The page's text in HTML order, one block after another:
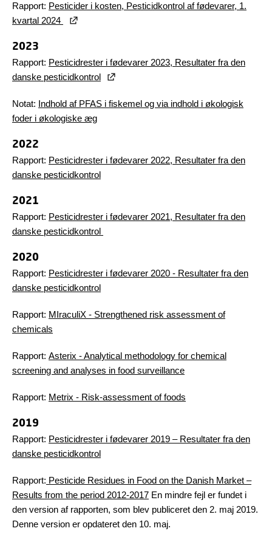
Rapport: Pesticider i kosten, Pesticidkontrol af fødevarer, 1.
kvartal 2024
2023
Rapport: Pesticidrester i fødevarer 2023, Resultater fra den
danske pesticidkontrol
Notat: Indhold af PFAS i fiskemel og via indhold i økologisk
foder i økologiske æg
2022
Rapport: Pesticidrester i fødevarer 2022, Resultater fra den
danske pesticidkontrol
2021
Rapport: Pesticidrester i fødevarer 2021, Resultater fra den
danske pesticidkontrol
2020
Rapport: Pesticidrester i fødevarer 2020 - Resultater fra den
danske pesticidkontrol
Rapport: MIraculiX - Strengthened risk assessment of
chemicals
Rapport: Asterix - Analytical methodology for chemical
screening and analyses in food surveillance
Rapport: Metrix - Risk-assessment of foods
2019
Rapport: Pesticidrester i fødevarer 2019 – Resultater fra den
danske pesticidkontrol
Rapport: Pesticide Residues in Food on the Danish Market –
Results from the period 2012-2017 En mindre fejl er fundet i
den version af rapporten, som blev publiceret den 2. maj 2019.
Denne version er opdateret den 10. maj.